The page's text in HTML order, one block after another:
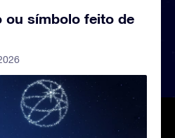
ou símbolo feito de